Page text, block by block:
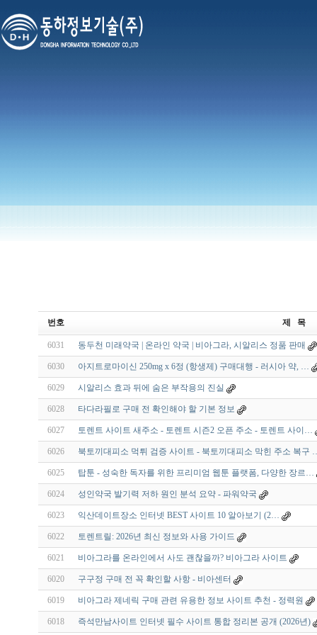
번호 제 목
6031 동두천 미래약국 | 온라인 약국 | 비아그라, 시알리스 정품 판매
6030 아지트로마이신 250mg x 6정 (항생제) 구매대행 - 러시아 약, …
6029 시알리스 효과 뒤에 숨은 부작용의 진실
6028 타다라필로 구매 전 확인해야 할 기본 정보
6027 토렌트 사이트 새주소 - 토렌트 시즌2 오픈 주소 - 토렌트 사이…
6026 북토끼대피소 먹튀 검증 사이트 - 북토끼대피소 막힌 주소 복구
6025 탑툰 - 성숙한 독자를 위한 프리미엄 웹툰 플랫폼, 다양한 장르…
6024 성인약국 발기력 저하 원인 분석 요약 - 파워약국
6023 익­산­데­이­트­장­소 인터넷 BEST 사이트 10 알아보기 (2…
6022 토렌트릴: 2026년 최신 정보와 사용 가이드
6021 비아그라를 온라인에서 사도 괜찮을까? 비아그라 사이트
6020 구구정 구매 전 꼭 확인할 사항 - 비아센터
6019 비아그라 제네릭 구매 관련 유용한 정보 사이트 추천 - 정력원
6018 즉석만남사이트 인터넷 필수 사이트 통합 정리본 공개 (2026년)